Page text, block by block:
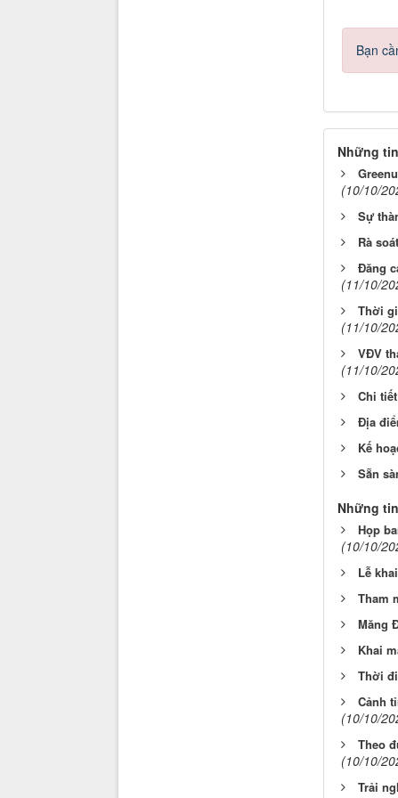
Bạn
Những
(10/10/
Sự
Rà
Đăng
(11/10/
Thời
(11/10/
VĐV
(11/10/
Chi
Địa
Kế
Sẵn
Những
Họp
(10/10/
Lễ
Tham
Măng
Khai
Thời
Cảnh
(10/10/
Theo
(10/10/
Trải